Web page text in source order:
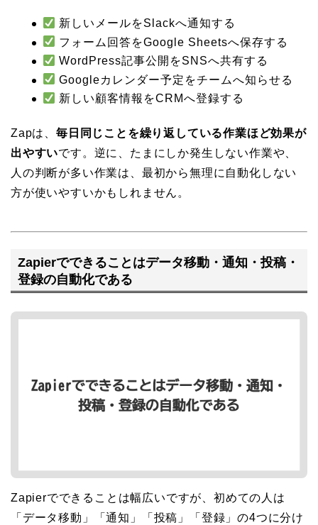
新しいメールをSlackへ通知する
フォーム回答をGoogle Sheetsへ保存する
WordPress記事公開をSNSへ共有する
Googleカレンダー予定をチームへ知らせる
新しい顧客情報をCRMへ登録する
Zapは、 毎日同じことを繰り返している作業ほど効果が
出やすいです。逆に、たまにしか発生しない作業や、
人の判断が多い作業は、最初から無理に自動化しない
方が使いやすいかもしれません。
Zapierでできることはデータ移動・通知・投稿・
登録の自動化である
Zapierでできることは幅広いですが、初めての人は
「データ移動」「通知」「投稿」「登録」の4つに分け